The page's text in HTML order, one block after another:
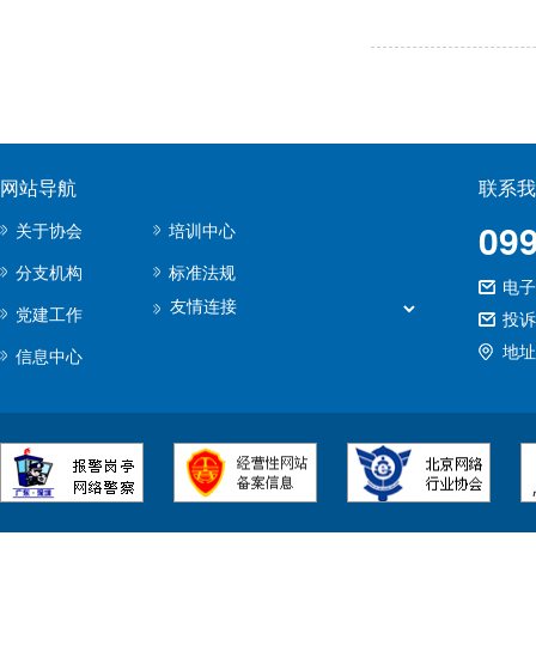
网站导航
关于协会
分支机构
党建工作
信息中心
培训中心
标准法规
联系
电
投
地